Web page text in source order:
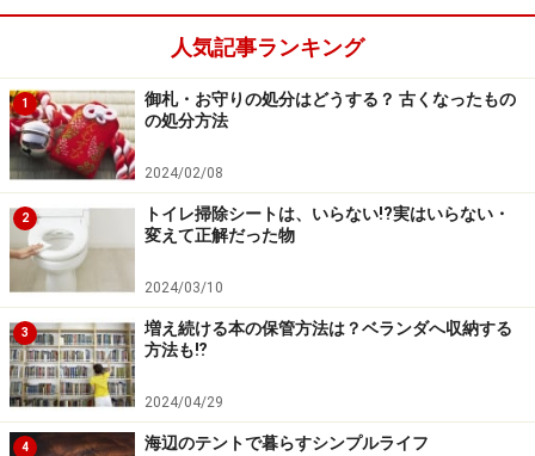
パキスタンの古着市場（ライトハウスバザール）
「アル・カイールアカデミー創設者で現校長のムザヒル
氏は、1987年に10人の子ども達と学校を始めました。最
初の頃は、寄付という形で学校を運営していました。し
かし、寄付は人頼みなので、額が不安定です。学校を継
続させるためには、安定的な収入が必要です。そんな時
に出会ったのが、パキスタンの人々と事業を通してパキ
スタンの子どもたちに学ぶ機会を作れないかと考えてい
たJFSAです。JFSAとAKBG（アル・カイールビジネスグ
ループ）の取り組みは“与える、やってあげる”ではな
く、“仲間、パートナーとして活動する” ことなので
す。」（ＪＦＳＡ理事・田辺さん）
人気記事ランキング
1
御札・お守りの処分はどうする？ 古くなったもの
の処分方法
2024/02/08
2
トイレ掃除シートは、いらない!?実はいらない・
変えて正解だった物
2024/03/10
3
増え続ける本の保管方法は？ベランダへ収納する
方法も⁉︎
2024/04/29
4 海辺のテントで暮らすシンプルライフ